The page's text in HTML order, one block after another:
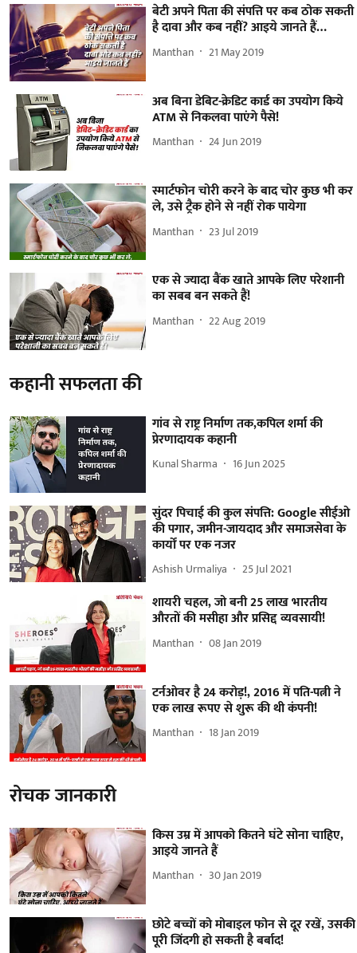
बेटी अपने पिता की संपत्ति पर कब ठोक सकती
है दावा और कब नहीं? आइये जानते हैं…
Manthan 21 May 2019
अब बिना डेबिट-क्रेडिट कार्ड का उपयोग किये
ATM से निकलवा पाएंगे पैसे!
Manthan 24 Jun 2019
स्मार्टफोन चोरी करने के बाद चोर कुछ भी कर
ले, उसे ट्रैक होने से नहीं रोक पायेगा
Manthan 23 Jul 2019
एक से ज्यादा बैंक खाते आपके लिए परेशानी
का सबब बन सकते हैं!
Manthan 22 Aug 2019
कहानी सफलता की
गांव से राष्ट्र निर्माण तक,कपिल शर्मा की
प्रेरणादायक कहानी
Kunal Sharma 16 Jun 2025
सुंदर पिचाई की कुल संपत्ति: Google सीईओ
की पगार, जमीन-जायदाद और समाजसेवा के
कार्यों पर एक नजर
Ashish Urmaliya 25 Jul 2021
शायरी चहल, जो बनी 25 लाख भारतीय
औरतों की मसीहा और प्रसिद्द व्यवसायी!
Manthan 08 Jan 2019
टर्नओवर है 24 करोड़!, 2016 में पति-पत्नी ने
एक लाख रूपए से शुरू की थी कंपनी!
Manthan 18 Jan 2019
रोचक जानकारी
किस उम्र में आपको कितने घंटे सोना चाहिए,
आइये जानते हैं
Manthan 30 Jan 2019
छोटे बच्चों को मोबाइल फोन से दूर रखें, उसकी
पूरी जिंदगी हो सकती है बर्बाद!